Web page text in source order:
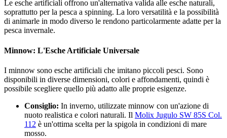
Le esche artificiali offrono un'alternativa valida alle esche naturali,
soprattutto per la pesca a spinning. La loro versatilità e la possibilità
di animarle in modo diverso le rendono particolarmente adatte per la
pesca invernale.
Minnow: L'Esche Artificiale Universale
I minnow sono esche artificiali che imitano piccoli pesci. Sono
disponibili in diverse dimensioni, colori e affondamenti, quindi è
possibile scegliere quello più adatto alle proprie esigenze.
Consiglio: In inverno, utilizzate minnow con un'azione di
nuoto realistica e colori naturali. Il Molix Jugulo SW 85S Col.
112 è un'ottima scelta per la spigola in condizioni di mare
mosso.